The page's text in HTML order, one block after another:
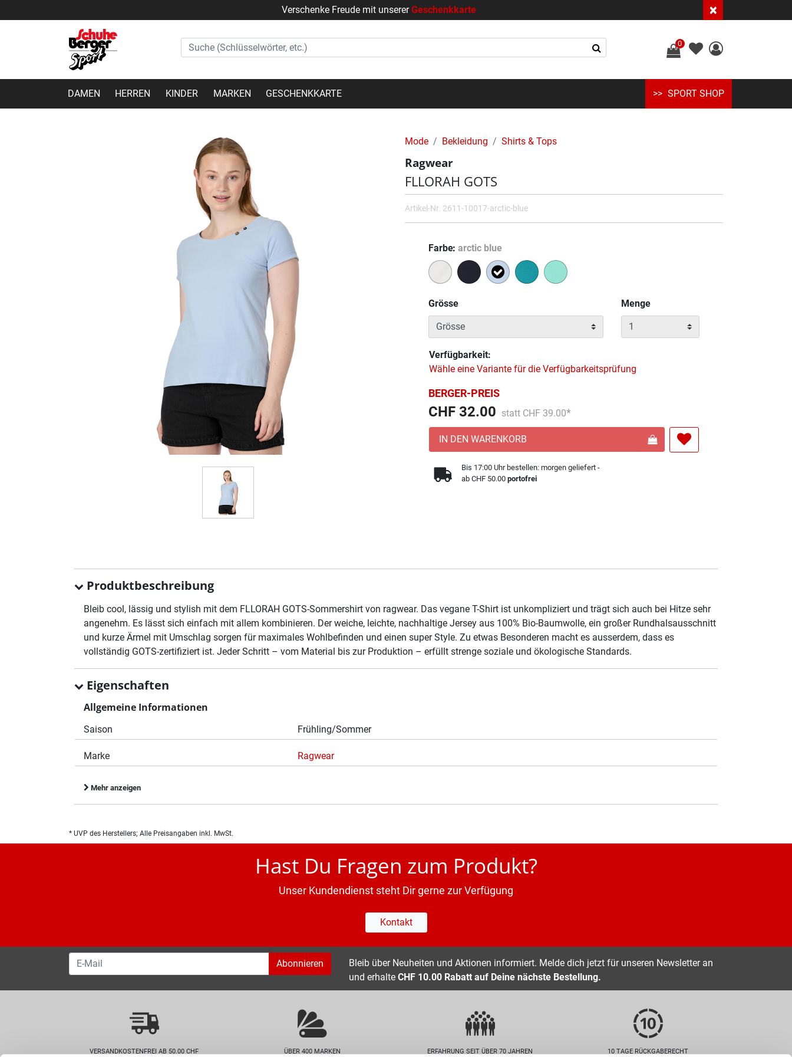
Verschenke Freude mit unsererGeschenkkarte ×
0
DAMEN HERREN KINDER MARKEN GESCHENKKARTE SPORT SHOP
Mode Bekleidung Shirts & Tops
Ragwear
FLLORAH GOTS
Artikel-Nr. 2611-10017-arctic-blue
Farbe arctic blue
Grösse
Menge
Verfügbarkeit:
Wähle eine Variante für die Verfügbarkeitsprüfung
BERGER-PREIS
CHF 32.00 Preis reduziert von
statt CHF 39.00
An
IN DEN WARENKORB
Bis 17:00 Uhr bestellen: morgen geliefert -
ab CHF 50.00portofrei
Produktbeschreibung
Bleib cool, lässig und stylish mit dem FLLORAH GOTS-Sommershirt von ragwear. Das vegane T-Shirt ist unkompliziert und trägt sich auch bei Hitze sehr
angenehm. Es lässt sich einfach mit allem kombinieren. Der weiche, leichte, nachhaltige Jersey aus 100% Bio-Baumwolle, ein großer Rundhalsausschnitt
und kurze Ärmel mit Umschlag sorgen für maximales Wohlbefinden und einen super Style. Zu etwas Besonderen macht es ausserdem, dass es
vollständig GOTS-zertifiziert ist. Jeder Schritt – vom Material bis zur Produktion – erfüllt strenge soziale und ökologische Standards.
Eigenschaften
Allgemeine Informationen
Saison Frühling/Sommer
Marke Ragwear
Mehr anzeigen
* UVP des Herstellers; Alle Preisangaben inkl. MwSt.
Hast Du Fragen zum Produkt?
Unser Kundendienst steht Dir gerne zur Verfügung
Kontakt
Abonnieren
Bleib über Neuheiten und Aktionen informiert. Melde dich jetzt für unseren Newsletter an
und erhalte CHF 10.00 Rabatt auf Deine nächste Bestellung.
VERSANDKOSTENFREI AB 50.00 CHF ÜBER 400 MARKEN ERFAHRUNG SEIT ÜBER 70 JAHREN 10 TAGE RÜCKGABERECHT